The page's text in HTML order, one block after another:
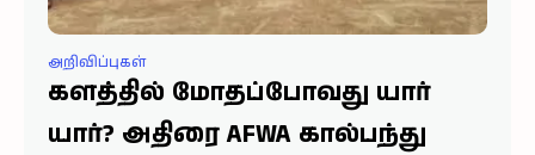
அறிவிப்புகள்
களத்தில் மோதப்போவது யார்
யார்? அதிரை AFWA கால்பந்து